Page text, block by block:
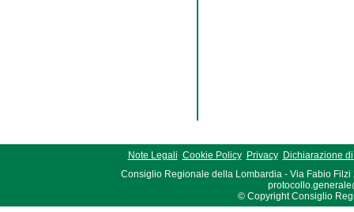
Note Legali Cookie Policy Privacy
Dichiarazione
Consiglio Regionale della Lombardia - Via Fabio Filzi
© Copyright Consiglio